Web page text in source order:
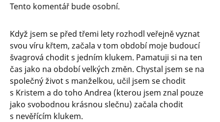
Tento komentář bude osobní.
Když jsem se před třemi lety rozhodl veřejně vyznat
svou víru křtem, začala v tom období moje budoucí
švagrová chodit s jedním klukem. Pamatuji si na ten
čas jako na období velkých změn. Chystal jsem se na
společný život s manželkou, učil jsem se chodit
s Kristem a do toho Andrea (kterou jsem znal pouze
jako svobodnou krásnou slečnu) začala chodit
s nevěřícím klukem.